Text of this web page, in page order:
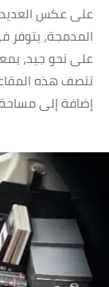
على عكس العديد
المدمجة، يتوفر
على نحو جيد،
تتصف هذه
إضافة إلى